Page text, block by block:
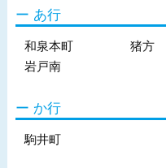
あ行
和泉本町 猪方
岩戸南
か行
駒井町